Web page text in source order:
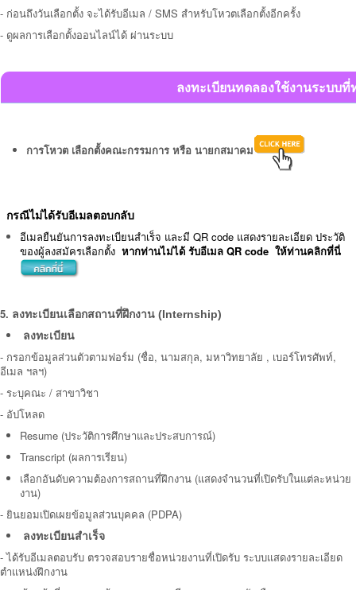
- ก่อนถึงวันเลือกตั้ง จะได้รับอีเมล / SMS สำหรับโหวตเลือกตั้งอีกครั้ง
- ดูผลการเลือกตั้งออนไลน์ได้ ผ่านระบบ
ลงทะเบียนทดลองใช้งานระบบที่
การโหวต เลือกตั้งคณะกรรมการ หรือ นายกสมาคม
กรณีไม่ได้รับอีเมลตอบกลับ
อีเมลยืนยันการลงทะเบียนสำเร็จ และมี QR code แสดงรายละเอียด ประวัติ
ของผู้ลงสมัครเลือกตั้ง หากท่านไม่ได้ รับอีเมล QR code ให้ท่านคลิกที่นี่
5. ลงทะเบียนเลือกสถานที่ฝึกงาน (Internship)
ลงทะเบียน
- กรอกข้อมูลส่วนตัวตามฟอร์ม (ชื่อ, นามสกุล, มหาวิทยาลัย , เบอร์โทรศัพท์,
อีเมล ฯลฯ)
- ระบุคณะ / สาขาวิชา
- อัปโหลด
Resume (ประวัติการศึกษาและประสบการณ์)
Transcript (ผลการเรียน)
เลือกอันดับความต้องการสถานที่ฝึกงาน (แสดงจำนวนที่เปิดรับในแต่ละหน่วย
งาน)
- ยินยอมเปิดเผยข้อมูลส่วนบุคคล (PDPA)
ลงทะเบียนสำเร็จ
- ได้รับอีเมลตอบรับ ตรวจสอบรายชื่อหน่วยงานที่เปิดรับ ระบบแสดงรายละเอียด
ตำแหน่งฝึกงาน